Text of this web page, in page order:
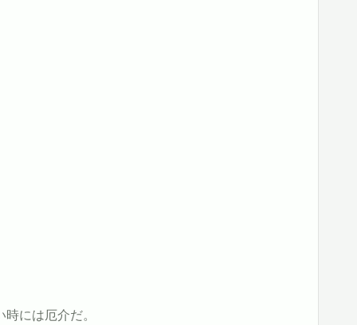
には厄介だ。